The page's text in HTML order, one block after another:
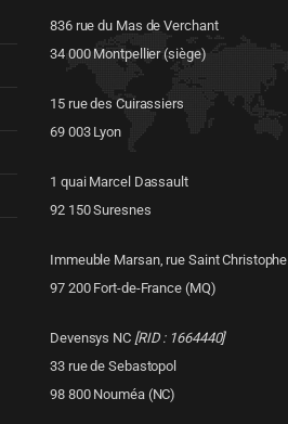
836 rue du Mas de Verchant
34 000 Montpellier (siège)
15 rue des Cuirassiers
69 003 Lyon
1 quai Marcel Dassault
92 150 Suresnes
Immeuble Marsan, rue Saint Christophe
97 200 Fort-de-France (MQ)
Devensys NC [RID : 1664440]
33 rue de Sebastopol
98 800 Nouméa (NC)